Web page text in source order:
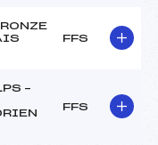
FFS
–
FFS